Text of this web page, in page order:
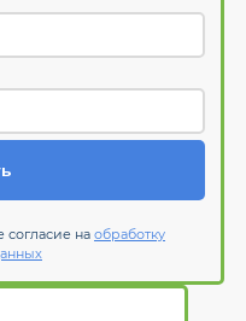
согласие на обработку